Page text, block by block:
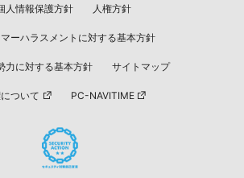
人情報保護方針 人権方針
ーハラスメントに対する基本方針
力に対する基本方針 サイトマップ
ついて PC-NAVITIME